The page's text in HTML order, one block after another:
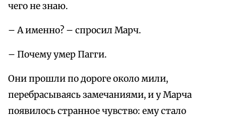
чего не знаю.
– А именно? – спросил Марч.
– Почему умер Пагги.
Они прошли по дороге около мили,
перебрасываясь замечаниями, и у Марча
появилось странное чувство: ему стало